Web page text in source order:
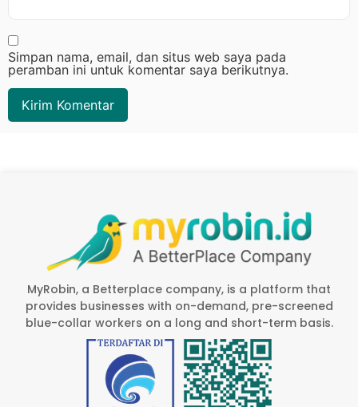
Simpan nama, email, dan situs web saya pada
peramban ini untuk komentar saya berikutnya.
MyRobin, a Betterplace company, is a platform that
provides businesses with on-demand, pre-screened
blue-collar workers on a long and short-term basis.